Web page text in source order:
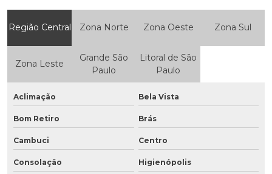
Região Central Zona Norte Zona Oeste Zona Sul
Zona Leste
Grande São
Paulo
Litoral de São
Paulo
Aclimação Bela Vista
Bom Retiro Brás
Cambuci Centro
Consolação Higienópolis